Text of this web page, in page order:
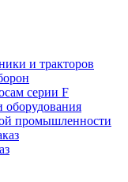
и тракторов
серии F
промышленности